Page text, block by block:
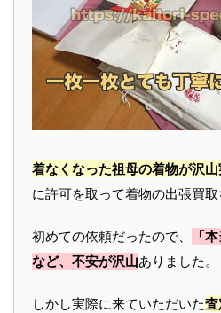
着なくなった祖母の着物が沢
に許可を取って着物の出張買取
初めての依頼だったので、
「
など、不安が沢山ありました。
しかし実際に来ていただいた